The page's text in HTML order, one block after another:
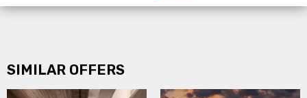
SIMILAR OFFERS